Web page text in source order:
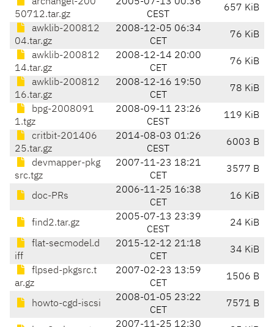
50712.tar.gz
CEST
657 KiB
awklib-200812
04.tar.gz
2008-12-05 06:34
CET
76 KiB
awklib-200812
14.tar.gz
2008-12-14 20:00
CET
76 KiB
awklib-200812
16.tar.gz
2008-12-16 19:50
CET
78 KiB
bpg-2008091
1.tgz
2008-09-11 23:26
CEST
119 KiB
critbit-201406
25.tar.gz
2014-08-03 01:26
CEST
6003 B
devmapper-pkg
src.tgz
2007-11-23 18:21
CET
3577 B
doc-PRs
2006-11-25 16:38
CET
16 KiB
find2.tar.gz
2005-07-13 23:39
CEST
24 KiB
flat-secmodel.d
iff
2015-12-12 21:18
CET
34 KiB
flpsed-pkgsrc.t
ar.gz
2007-02-23 13:59
CET
1506 B
howto-cgd-iscsi
2008-01-05 23:22
CET
7571 B
2007-11-25 12:30